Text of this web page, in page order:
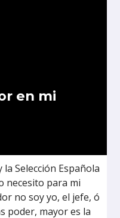
en mi
Selección Española
necesito para mi
no soy yo, el jefe, ó
poder, mayor es la